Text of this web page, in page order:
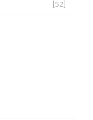
[52]